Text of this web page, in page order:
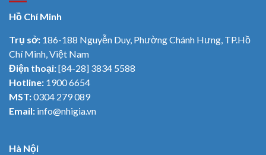
Hồ Chí Minh
Trụ sở: 186-188 Nguyễn Duy, Phường Chánh Hưng, TP.Hồ
Chí Minh, Việt Nam
Điện thoại:[84-28] 3834 5588
Hotline: 1900 6654
MST:0304 279 089
Email: info@nhigia.vn
Hà Nội